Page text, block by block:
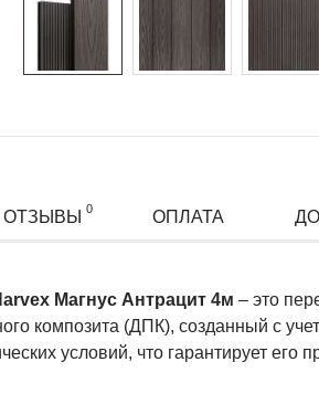
ОТЗЫВЫ 0 ОПЛАТА
Магнус Антрацит 4м – это
композита (ДПК), созданный с
условий, что гарантирует его